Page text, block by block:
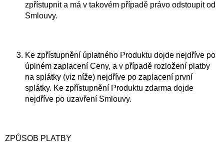
zpřístupnit a má v takovém případě právo odstoupit od
Smlouvy.
Ke zpřístupnění úplatného Produktu dojde nejdříve po
úplném zaplacení Ceny, a v případě rozložení platby
na splátky (viz níže) nejdříve po zaplacení první
splátky. Ke zpřístupnění Produktu zdarma dojde
nejdříve po uzavření Smlouvy.
ZPŮSOB PLATBY